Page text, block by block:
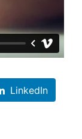
LinkedIn